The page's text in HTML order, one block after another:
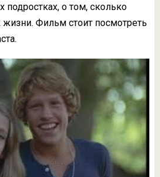
о том, сколько
жизни. Фильм стоит посмотреть